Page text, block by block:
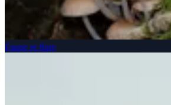
Faune et flore